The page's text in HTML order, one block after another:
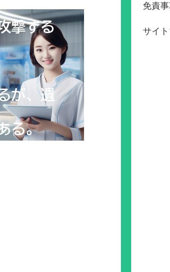
免責
サイ